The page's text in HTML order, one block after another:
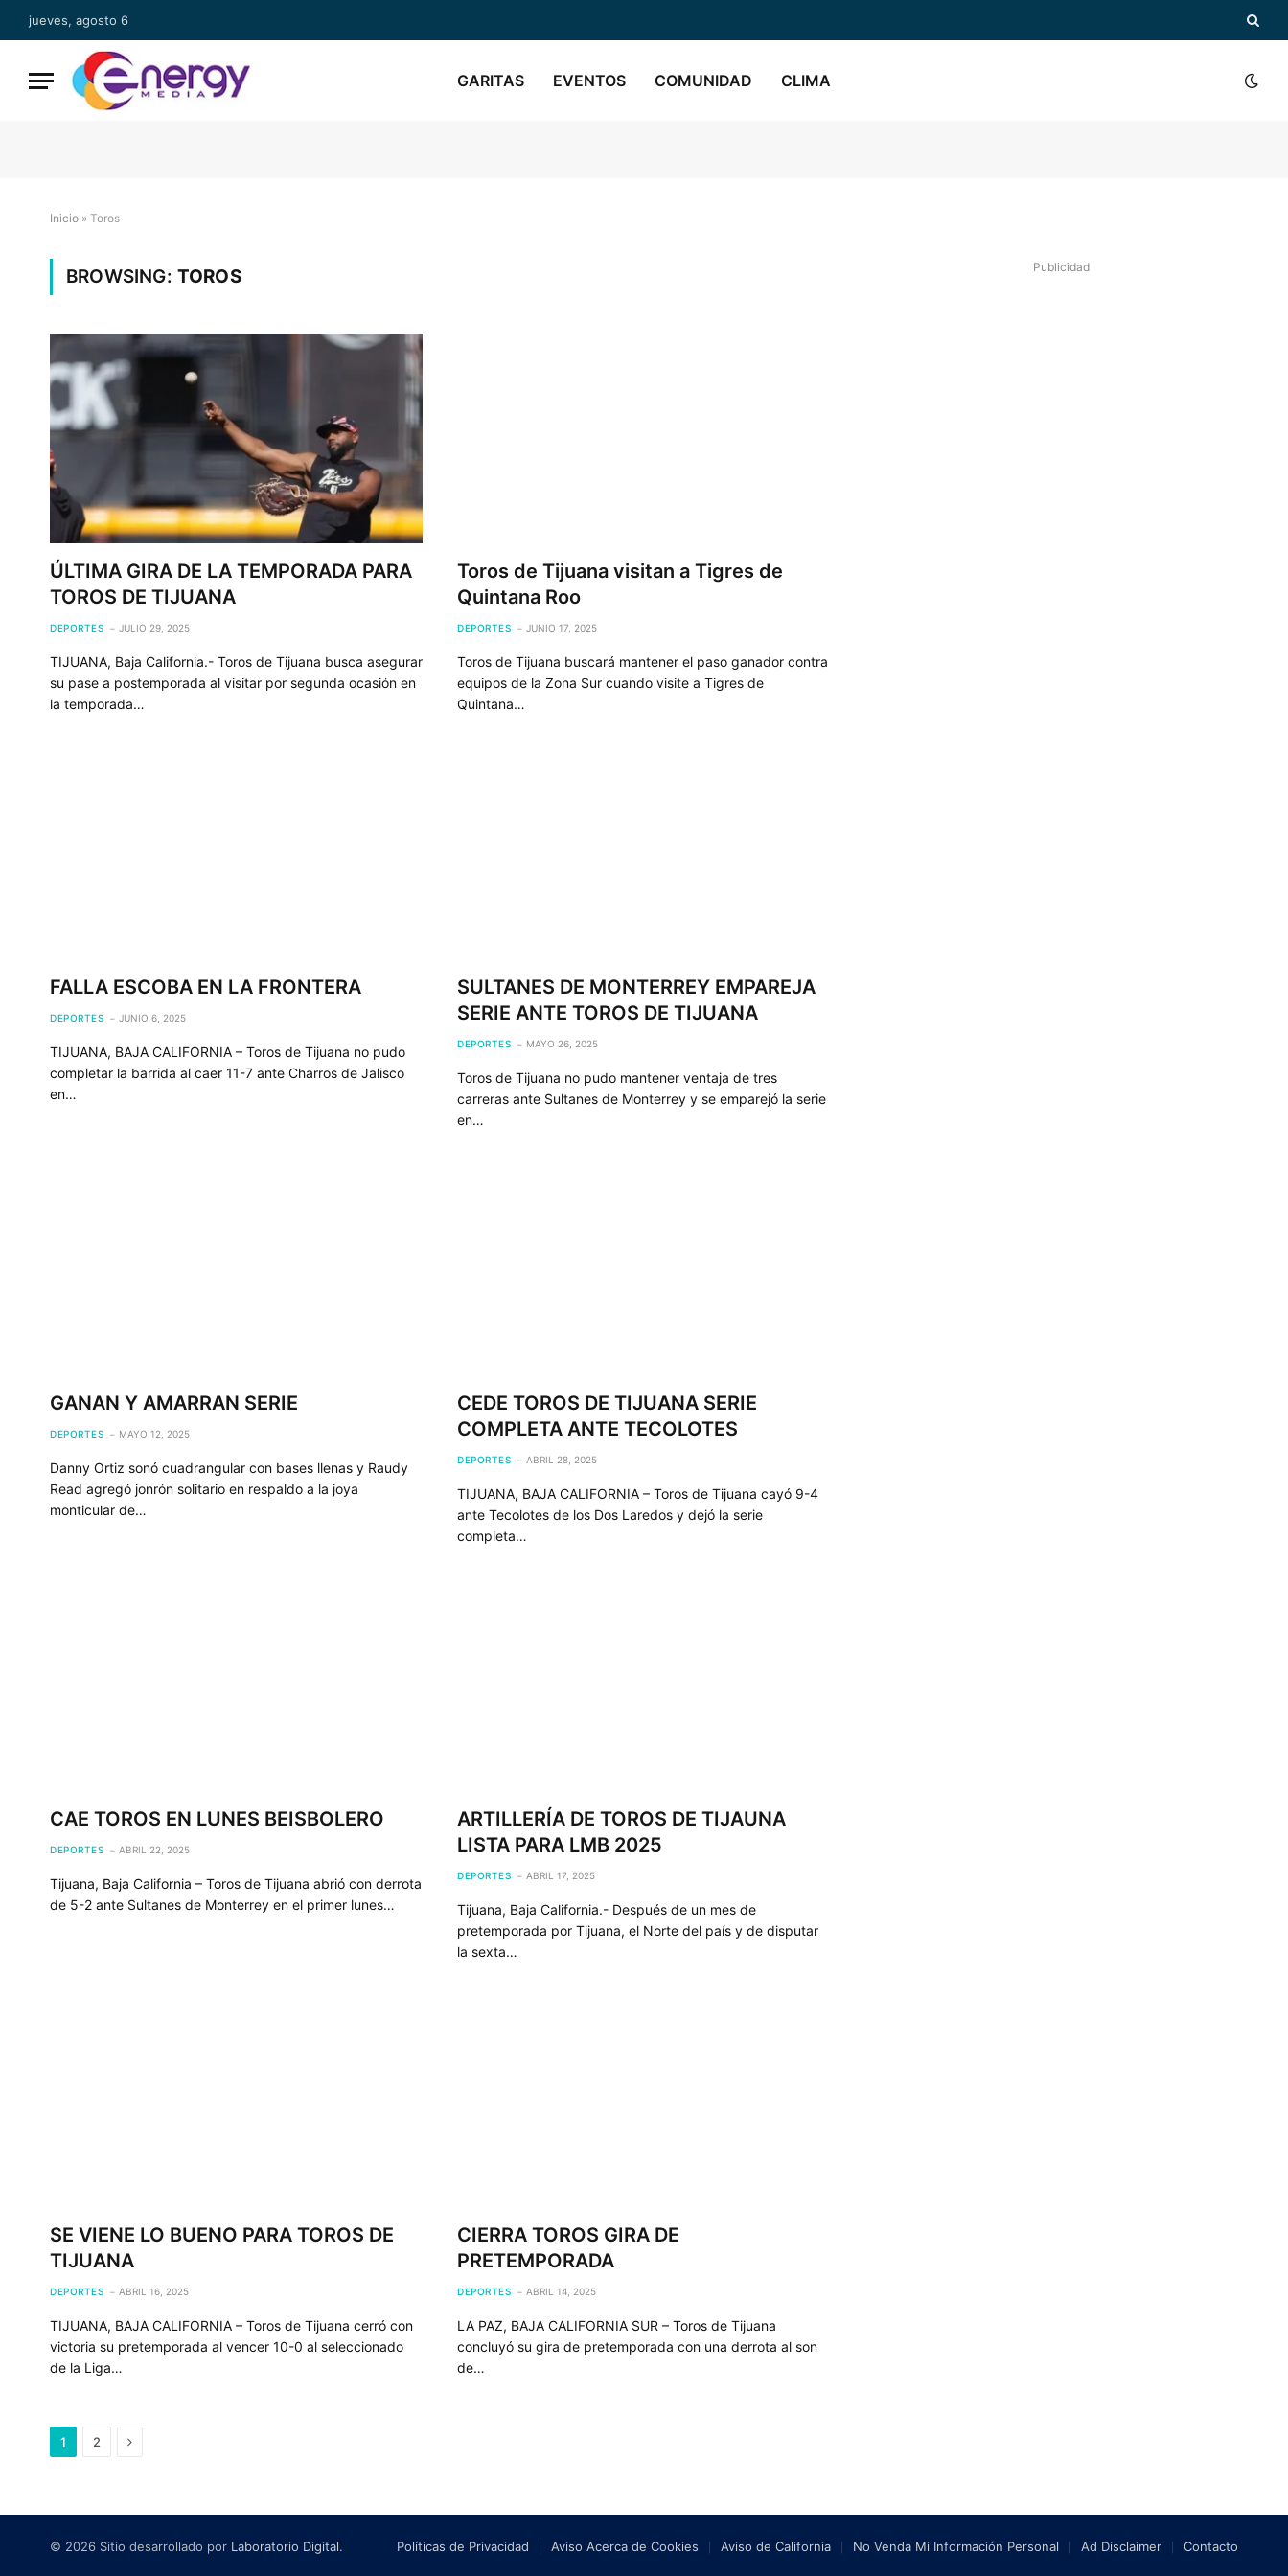
jueves, agosto 6
GARITAS EVENTOS COMUNIDAD CLIMA
Inicio » Toros
BROWSING: TOROS
ÚLTIMA GIRA DE LA TEMPORADA PARA
TOROS DE TIJUANA
DEPORTES JULIO 29, 2025
TIJUANA, Baja California.- Toros de Tijuana busca asegurar
su pase a postemporada al visitar por segunda ocasión en
la temporada…
Toros de Tijuana visitan a Tigres de
Quintana Roo
DEPORTES JUNIO 17, 2025
Toros de Tijuana buscará mantener el paso ganador contra
equipos de la Zona Sur cuando visite a Tigres de
Quintana…
FALLA ESCOBA EN LA FRONTERA
DEPORTES JUNIO 6, 2025
TIJUANA, BAJA CALIFORNIA – Toros de Tijuana no pudo
completar la barrida al caer 11-7 ante Charros de Jalisco
en…
SULTANES DE MONTERREY EMPAREJA
SERIE ANTE TOROS DE TIJUANA
DEPORTES MAYO 26, 2025
Toros de Tijuana no pudo mantener ventaja de tres
carreras ante Sultanes de Monterrey y se emparejó la serie
en…
GANAN Y AMARRAN SERIE
DEPORTES MAYO 12, 2025
Danny Ortiz sonó cuadrangular con bases llenas y Raudy
Read agregó jonrón solitario en respaldo a la joya
monticular de…
CEDE TOROS DE TIJUANA SERIE
COMPLETA ANTE TECOLOTES
DEPORTES ABRIL 28, 2025
TIJUANA, BAJA CALIFORNIA – Toros de Tijuana cayó 9-4
ante Tecolotes de los Dos Laredos y dejó la serie
completa…
CAE TOROS EN LUNES BEISBOLERO
DEPORTES ABRIL 22, 2025
Tijuana, Baja California – Toros de Tijuana abrió con derrota
de 5-2 ante Sultanes de Monterrey en el primer lunes…
ARTILLERÍA DE TOROS DE TIJAUNA
LISTA PARA LMB 2025
DEPORTES ABRIL 17, 2025
Tijuana, Baja California.- Después de un mes de
pretemporada por Tijuana, el Norte del país y de disputar
la sexta…
SE VIENE LO BUENO PARA TOROS DE
TIJUANA
DEPORTES ABRIL 16, 2025
TIJUANA, BAJA CALIFORNIA – Toros de Tijuana cerró con
victoria su pretemporada al vencer 10-0 al seleccionado
de la Liga…
CIERRA TOROS GIRA DE
PRETEMPORADA
DEPORTES ABRIL 14, 2025
LA PAZ, BAJA CALIFORNIA SUR – Toros de Tijuana
concluyó su gira de pretemporada con una derrota al son
de…
1 2 Next
Publicidad
© 2026 Sitio desarrollado por Laboratorio Digital. Políticas de Privacidad Aviso Acerca de Cookies Aviso de California No Venda Mi Información Personal Ad Disclaimer Contacto